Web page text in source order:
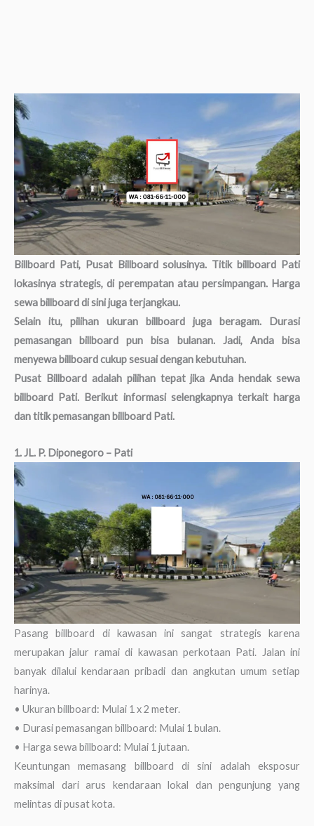
Billboard Pati, Pusat Billboard solusinya. Titik billboard Pati
lokasinya strategis, di perempatan atau persimpangan. Harga
sewa billboard di sini juga terjangkau.
Selain itu, pilihan ukuran billboard juga beragam. Durasi
pemasangan billboard pun bisa bulanan. Jadi, Anda bisa
menyewa billboard cukup sesuai dengan kebutuhan.
Pusat Billboard adalah pilihan tepat jika Anda hendak sewa
billboard Pati. Berikut informasi selengkapnya terkait harga
dan titik pemasangan billboard Pati.
1. JL. P. Diponegoro – Pati
Pasang billboard di kawasan ini sangat strategis karena
merupakan jalur ramai di kawasan perkotaan Pati. Jalan ini
banyak dilalui kendaraan pribadi dan angkutan umum setiap
harinya.
• Ukuran billboard: Mulai 1 x 2 meter.
• Durasi pemasangan billboard: Mulai 1 bulan.
• Harga sewa billboard: Mulai 1 jutaan.
Keuntungan memasang billboard di sini adalah eksposur
maksimal dari arus kendaraan lokal dan pengunjung yang
melintas di pusat kota.